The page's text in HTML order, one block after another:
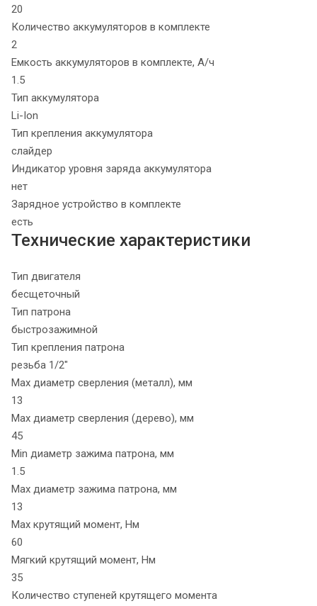
20
Количество аккумуляторов в комплекте
2
Емкость аккумуляторов в комплекте, А/ч
1.5
Тип аккумулятора
Li-Ion
Тип крепления аккумулятора
слайдер
Индикатор уровня заряда аккумулятора
нет
Зарядное устройство в комплекте
есть
Технические характеристики
Тип двигателя
бесщеточный
Тип патрона
быстрозажимной
Тип крепления патрона
резьба 1/2"
Max диаметр сверления (металл), мм
13
Max диаметр сверления (дерево), мм
45
Min диаметр зажима патрона, мм
1.5
Max диаметр зажима патрона, мм
13
Max крутящий момент, Нм
60
Мягкий крутящий момент, Нм
35
Количество ступеней крутящего момента